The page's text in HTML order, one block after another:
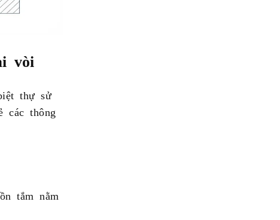
vòi
thự sử
các thông
tắm nằm